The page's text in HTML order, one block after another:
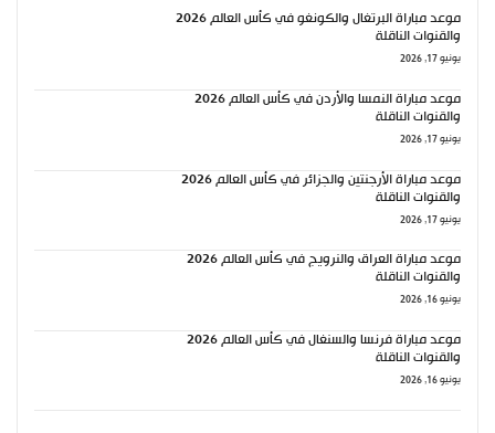
موعد مباراة البرتغال والكونغو في كأس العالم 2026
والقنوات الناقلة
يونيو 17, 2026
موعد مباراة النمسا والأردن في كأس العالم 2026
والقنوات الناقلة
يونيو 17, 2026
موعد مباراة الأرجنتين والجزائر في كأس العالم 2026
والقنوات الناقلة
يونيو 17, 2026
موعد مباراة العراق والنرويج في كأس العالم 2026
والقنوات الناقلة
يونيو 16, 2026
موعد مباراة فرنسا والسنغال في كأس العالم 2026
والقنوات الناقلة
يونيو 16, 2026